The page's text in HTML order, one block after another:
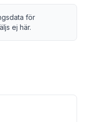
för
ej här.